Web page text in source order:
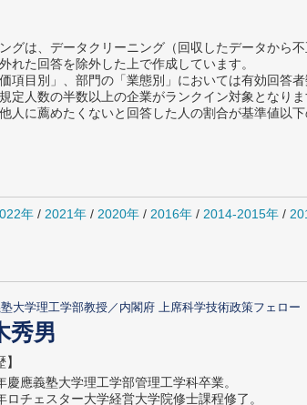
グは、データクリーニング（回収したデータから不
た回答を除外した上で作成しています。
項目別」、部門の「業態別」においては有効回答
定人数の半数以上の企業がランクイン対象となりま
人に薦めたくないと回答した人の割合が基準値以下
年 / 2021年 / 2020年 / 2016年 / 2014-2015年 /
大学理工学部教授／内閣府 上席科学技術政策フェロー
秀男
】
慶應義塾大学理工学部管理工学科卒業。
ロチェスター大学経営大学院修士課程修了。